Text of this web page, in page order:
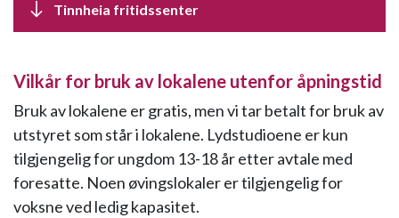
Tinnheia fritidssenter
Vilkår for bruk av lokalene utenfor åpningstid
Bruk av lokalene er gratis, men vi tar betalt for bruk av
utstyret som står i lokalene. Lydstudioene er kun
tilgjengelig for ungdom 13-18 år etter avtale med
foresatte. Noen øvingslokaler er tilgjengelig for
voksne ved ledig kapasitet.